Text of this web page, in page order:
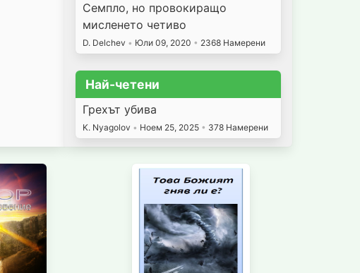
Семпло, но провокиращо
мисленето четиво
D. Delchev • Юли 09, 2020 • 2368 Намерени
Най-четени
Грехът убива
K. Nyagolov • Ноем 25, 2025 • 378 Намерени